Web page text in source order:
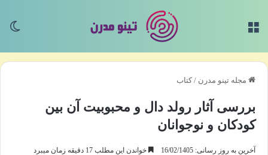
مجله تینو مدرن / کتاب
بررسی آثار رولد دال و محبوبیت آن بین
کودکان و نوجوانان
آخرین به روز رسانی: 16/02/1405 خواندن این مطلب 17 دقیقه زمان میبرد